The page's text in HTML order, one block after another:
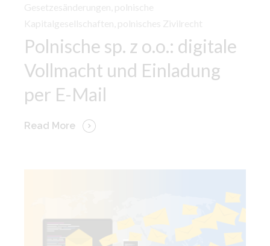
Gesetzesänderungen polnische
Kapitalgesellschaften polnisches Zivilrecht
Polnische sp. z o.o.: digitale
Vollmacht und Einladung
per E-Mail
Read More